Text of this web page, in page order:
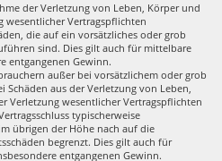
der Verletzung von Leben, Körper und
wesentlicher Vertragspflichten
die auf ein vorsätzliches oder grob
sind. Dies gilt auch für mittelbare
entgangenen Gewinn.
außer bei vorsätzlichem oder grob
Schäden aus der Verletzung von Leben,
Verletzung wesentlicher Vertragspflichten
typischerweise
übrigen der Höhe nach auf die
begrenzt. Dies gilt auch für
entgangenen Gewinn.